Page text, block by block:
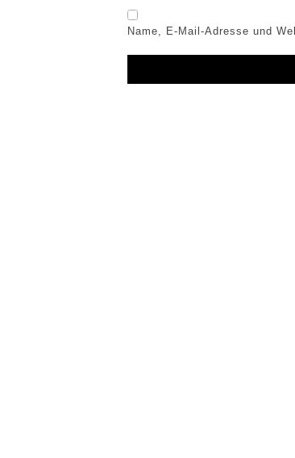
Name, E-Mail-Adresse und